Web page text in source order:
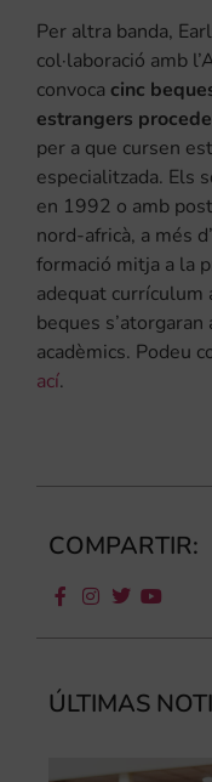
Per altra banda,
col·laboració amb
convoca cinc
estrangers
per a que cursen
especialitzada. Els
en 1992 o amb
nord-africà, a més
formació mitja a la
adequat currículum
beques
acadèmics. Podeu
ací.
COMPARTIR:
ÚLTIMAS